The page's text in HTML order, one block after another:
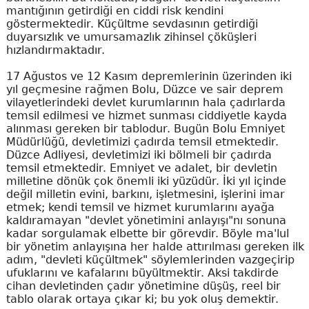
mantığının getirdiği en ciddi risk kendini
göstermektedir. Küçültme sevdasının getirdiği
duyarsızlık ve umursamazlık zihinsel çöküşleri
hızlandırmaktadır.
17 Ağustos ve 12 Kasım depremlerinin üzerinden iki
yıl geçmesine rağmen Bolu, Düzce ve sair deprem
vilayetlerindeki devlet kurumlarının hala çadırlarda
temsil edilmesi ve hizmet sunması ciddiyetle kayda
alınması gereken bir tablodur. Bugün Bolu Emniyet
Müdürlüğü, devletimizi çadırda temsil etmektedir.
Düzce Adliyesi, devletimizi iki bölmeli bir çadırda
temsil etmektedir. Emniyet ve adalet, bir devletin
milletine dönük çok önemli iki yüzüdür. İki yıl içinde
değil milletin evini, barkını, işletmesini, işlerini imar
etmek; kendi temsil ve hizmet kurumlarını ayağa
kaldıramayan "devlet yönetimini anlayışı"nı sonuna
kadar sorgulamak elbette bir görevdir. Böyle ma'lul
bir yönetim anlayışına her halde attırılması gereken ilk
adım, "devleti küçültmek" söylemlerinden vazgeçirip
ufuklarını ve kafalarını büyültmektir. Aksi takdirde
cihan devletinden çadır yönetimine düşüş, reel bir
tablo olarak ortaya çıkar ki; bu yok oluş demektir.